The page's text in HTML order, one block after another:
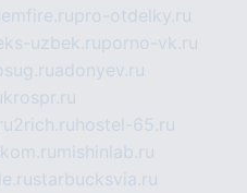
emfire.rupro-otdelky.ru
uzbek.ruporno-vk.ru
adonyev.ru
krospr.ru
2rich.ru hostel-65.ru
mishinlab.ru
starbucksvia.ru